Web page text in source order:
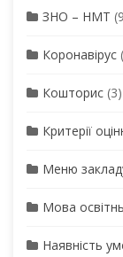
ЗНО – НМТ
Коронавірус
Кошторис (3)
Критерії
Меню
Мова
Наявність